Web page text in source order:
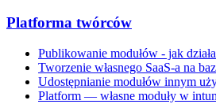
Platforma twórców
Publikowanie modułów - jak
Tworzenie własnego SaaS-a na
Udostępnianie modułów innym
Platform — własne moduły w